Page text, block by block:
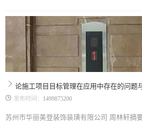
操作到位，有利于保证施工质量，有很强的
环氧磨石艺术地坪施工过程中施工操作要点
[关键词]：环氧磨石艺术地坪工艺流程及施工
组织、质量
论施工项目目标管理在应用中存在的问题
发布时间： 1499875200
苏州市华丽美登装饰装璜有限公司 周林轩摘